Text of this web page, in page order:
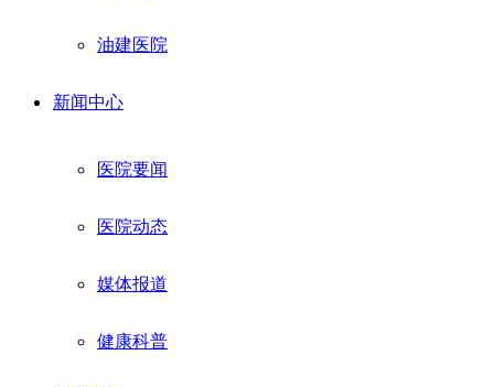
油建医院
新闻中心
医院要闻
医院动态
媒体报道
健康科普